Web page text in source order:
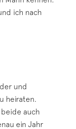
ich nach
und
heiraten.
auch
ein Jahr